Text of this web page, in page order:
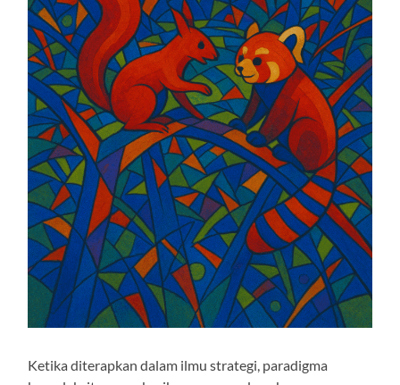
Ketika diterapkan dalam ilmu strategi, paradigma